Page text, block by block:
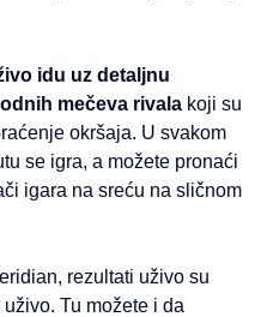
idu uz detaljnu
mečeva rivala koji su
okršaja. U svakom
se igra, a možete pronaći
igara na sreću na sličnom
rezultati uživo su
Tu možete i da